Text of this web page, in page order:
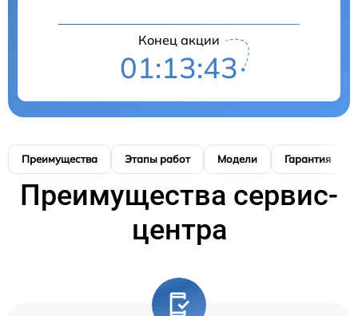
Конец акции
01:13:42
Преимущества Этапы работ Модели Гарантия
Преимущества сервис-
центра